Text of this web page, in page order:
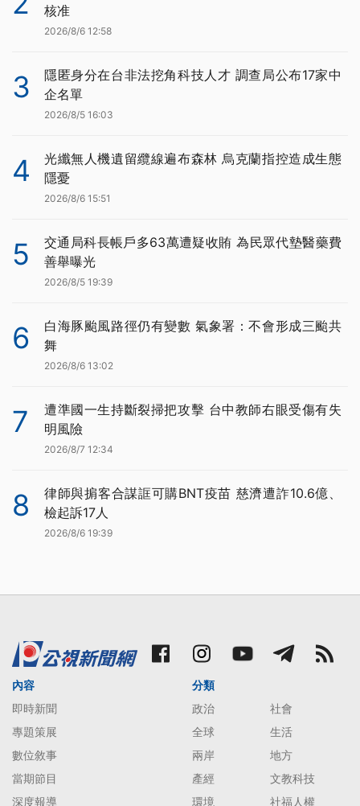
核准
2026/8/6 12:58
3
隱匿身分在台非法挖角科技人才 調查局公布17家中
企名單
2026/8/5 16:03
4
光纖無人機遺留纜線遍布森林 烏克蘭指控造成生態
隱憂
2026/8/6 15:51
5
交通局科長帳戶多63萬遭疑收賄 為民眾代墊醫藥費
善舉曝光
2026/8/5 19:39
6
白海豚颱風路徑仍有變數 氣象署：不會形成三颱共
舞
2026/8/6 13:02
7
遭準國一生持斷裂掃把攻擊 台中教師右眼受傷有失
明風險
2026/8/7 12:34
8
律師與掮客合謀誆可購BNT疫苗 慈濟遭詐10.6億、
檢起訴17人
2026/8/6 19:39
內容
即時新聞
專題策展
數位敘事
當期節目
深度報導
分類
政治
社會
全球
生活
兩岸
地方
產經
文教科技
環境
社福人權